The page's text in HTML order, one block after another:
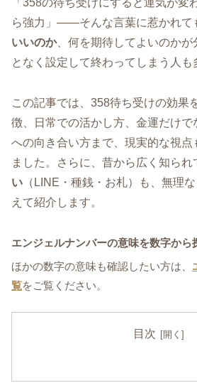
「358の待ち受けにすると運気が変
ら強力」――そんな言葉に惹かれて
いいのか、何を期待してよいのかが
となく設定して終わってしまう人も
この記事では、358待ち受けの効果
徴、日常での活かし方、金運だけで
への向き合い方まで、現実的な視点
ました。さらに、昔から広く知られ
い （LINE・種銭・お札）も、無理
えて紹介します。
エンジェルナンバーの意味を数字から
ほかの数字の意味も確認したい方は、
覧をご覧ください。
目次